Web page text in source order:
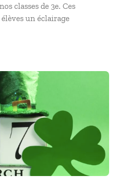
classes de 3e. Ces
un éclairage